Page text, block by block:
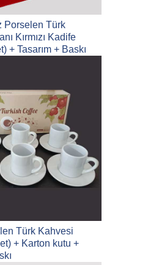
Porselen Türk
Kırmızı Kadife
+ Tasarım + Baskı
Türk Kahvesi
+ Karton kutu +